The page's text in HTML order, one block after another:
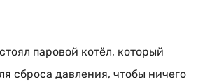
паровой котёл, который
сброса давления, чтобы ничего